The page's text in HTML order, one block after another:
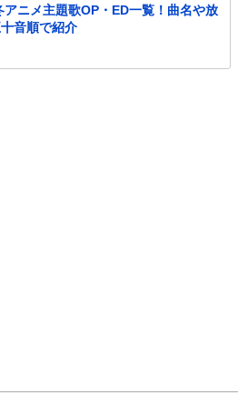
アニメ主題歌OP・ED一覧！曲名や放
音順で紹介